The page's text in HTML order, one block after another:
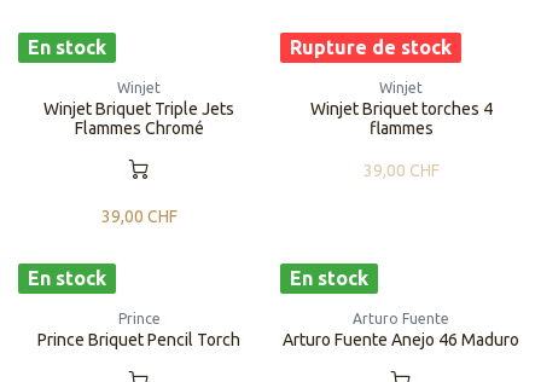
En stock
Winjet
Winjet Briquet Triple Jets
Flammes Chromé
39,00 CHF
Rupture de stock
Winjet
Winjet Briquet torches 4
flammes
39,00 CHF
En stock
Prince
Prince Briquet Pencil Torch
En stock
Arturo Fuente
Arturo Fuente Anejo 46 Maduro